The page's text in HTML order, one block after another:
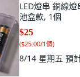
LED燈串 銅線
池盒款, 1個
$25
($25.00/1個)
8/14 星期五 預